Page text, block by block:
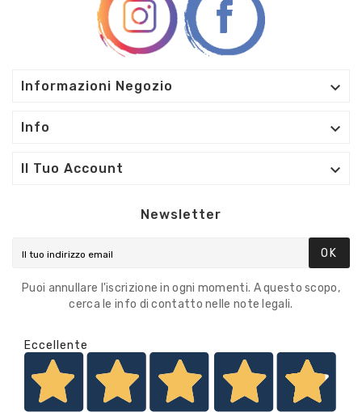
Informazioni Negozio 
Info 
Il Tuo Account 
Newsletter
OK
Puoi annullare l'iscrizione in ogni momenti. A questo scopo,
cerca le info di contatto nelle note legali.
Eccellente